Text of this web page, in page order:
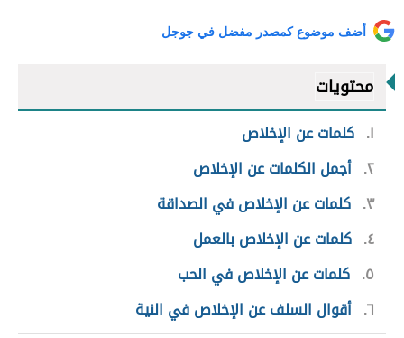
أضف موضوع كمصدر مفضل في جوجل
محتويات
١ كلمات عن الإخلاص
٢ أجمل الكلمات عن الإخلاص
٣ كلمات عن الإخلاص في الصداقة
٤ كلمات عن الإخلاص بالعمل
٥ كلمات عن الإخلاص في الحب
٦ أقوال السلف عن الإخلاص في النية